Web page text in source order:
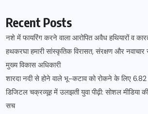
Recent Posts
नशे में फायरिंग करने वाला आरोपित अवैध हथियारों व
हथकरघा हमारी सांस्कृतिक विरासत, संरक्षण और नवाचार
मुख्य विकास अधिकारी
शारदा नदी से होने वाले भू-कटाव को रोकने के लिए
डिजिटल चक्रव्यूह में उलझती युवा पीढ़ी: सोशल
सच